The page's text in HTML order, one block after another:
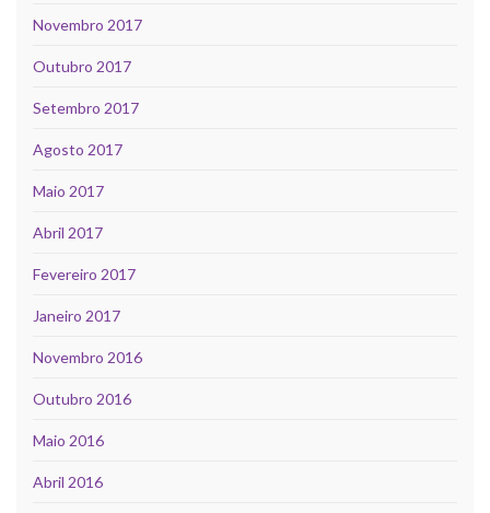
Novembro 2017
Outubro 2017
Setembro 2017
Agosto 2017
Maio 2017
Abril 2017
Fevereiro 2017
Janeiro 2017
Novembro 2016
Outubro 2016
Maio 2016
Abril 2016